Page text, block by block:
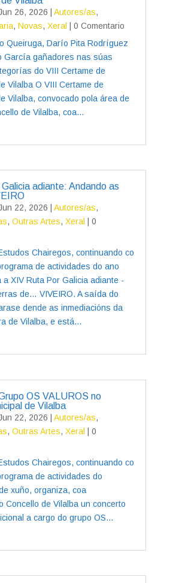
26, 2026 Autores/as,
, Novas, Xeral
| 0 Comentario
Queiruga, Darío Pita Rodríguez
García gañadores nas súas
do VIII Certame de
Vilalba O VIII Certame de
Vilalba, convocado pola área de
de Vilalba, coa...
adiante: Andando as
22, 2026 Autores/as,
, Outras Artes, Xeral
| 0
Chairegos, continuando co
de actividades do ano
a XIV Ruta Por Galicia adiante -
de… VIVEIRO. A saída do
dende as inmediacións da
de Vilalba, e está...
OS VALUROS no
de Vilalba
22, 2026 Autores/as,
, Outras Artes, Xeral
| 0
Chairegos, continuando co
de actividades do
xuño, organiza, coa
Concello de Vilalba un concerto
a cargo do grupo OS...